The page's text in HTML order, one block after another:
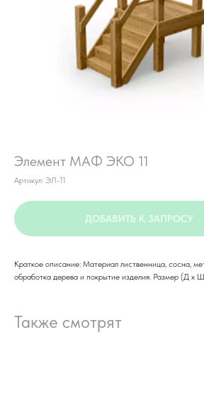
Элемент МАФ ЭКО 11
Артикул: ЭЛ-11
ДОБАВИТЬ К ЗАПРОСУ
Краткое описание: Материал лиственница, сосна,
обработка дерева и покрытие изделия. Размер (Д x
Также смотрят